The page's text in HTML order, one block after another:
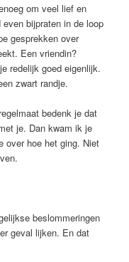
om veel lief en
bijpraten in de loop
gesprekken over
Een vriendin?
redelijk goed eigenlijk.
zwart randje.
bedenk je dat
je. Dan kwam ik je
over hoe het ging. Niet
beslommeringen
geval lijken. En dat